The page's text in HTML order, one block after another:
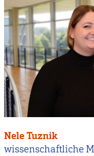
Nele Tuznik
wissenschaftliche